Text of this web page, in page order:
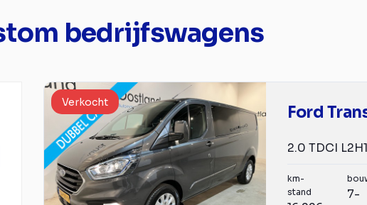
bedrijfswagens
Verkocht
Ford
km-
stand
7-